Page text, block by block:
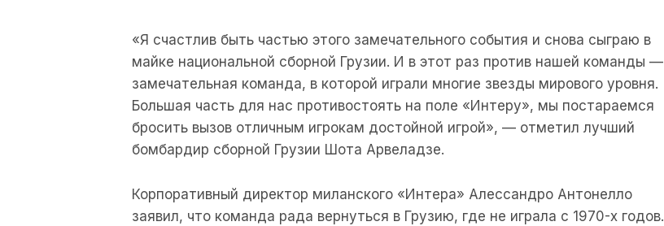
«Я счастлив быть частью этого замечательного события и снова сыграю в
майке национальной сборной Грузии. И в этот раз против нашей команды —
замечательная команда, в которой играли многие звезды мирового уровня.
Большая часть для нас противостоять на поле «Интеру», мы постараемся
бросить вызов отличным игрокам достойной игрой», — отметил лучший
бомбардир сборной Грузии Шота Арвеладзе.
Корпоративный директор миланского «Интера» Алессандро Антонелло
заявил, что команда рада вернуться в Грузию, где не играла с 1970-х годов.